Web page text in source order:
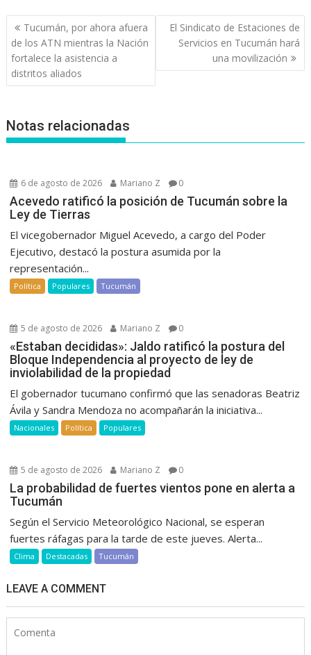
Navegación
de
entradas
Tucumán, por ahora afuera
de los ATN mientras la Nación
fortalece la asistencia a
distritos aliados
El Sindicato de Estaciones de
Servicios en Tucumán hará
una movilización
Notas relacionadas
6 de agosto de 2026 Mariano Z 0
Acevedo ratificó la posición de Tucumán sobre la
Ley de Tierras
El vicegobernador Miguel Acevedo, a cargo del Poder
Ejecutivo, destacó la postura asumida por la
representación...
Política Populares Tucumán
5 de agosto de 2026 Mariano Z 0
«Estaban decididas»: Jaldo ratificó la postura del
Bloque Independencia al proyecto de ley de
inviolabilidad de la propiedad
El gobernador tucumano confirmó que las senadoras Beatriz
Ávila y Sandra Mendoza no acompañarán la iniciativa...
Nacionales Política Populares
5 de agosto de 2026 Mariano Z 0
La probabilidad de fuertes vientos pone en alerta a
Tucumán
Según el Servicio Meteorológico Nacional, se esperan
fuertes ráfagas para la tarde de este jueves. Alerta...
Clima Destacadas Tucumán
LEAVE A COMMENT